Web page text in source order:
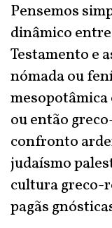
Pensemos
dinâmico
Testamento e
nómada ou
ou então
confronto
judaísmo
cultura greco-
pagãs